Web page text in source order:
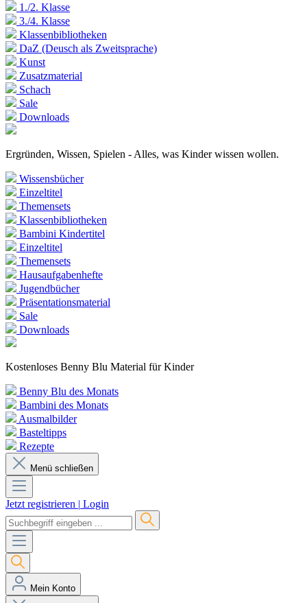
1./2. Klasse
3./4. Klasse
Klassenbibliotheken
DaZ (Deusch als Zweitsprache)
Kunst
Zusatzmaterial
Schach
Sale
Downloads
Ergründen, Wissen, Spielen - Alles, was Kinder wissen wollen.
Wissensbücher
Einzeltitel
Themensets
Klassenbibliotheken
Bambini Kindertitel
Einzeltitel
Themensets
Hausaufgabenhefte
Jugendbücher
Präsentationsmaterial
Sale
Downloads
Kostenloses Benny Blu Material für Kinder
Benny Blu des Monats
Bambini des Monats
Ausmalbilder
Basteltipps
Rezepte
Menü schließen
Jetzt registrieren | Login
Mein Konto